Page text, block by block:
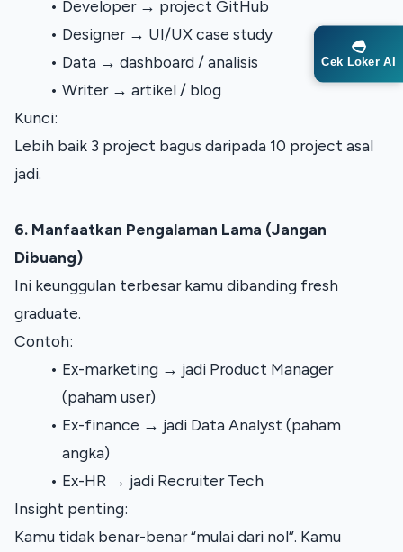
Developer → project GitHub
Designer → UI/UX case study
Data → dashboard / analisis
Writer → artikel / blog
Kunci:
Lebih baik 3 project bagus daripada 10 project asal
jadi.
6. Manfaatkan Pengalaman Lama (Jangan
Dibuang)
Ini keunggulan terbesar kamu dibanding fresh
graduate.
Contoh:
Ex-marketing → jadi Product Manager
(paham user)
Ex-finance → jadi Data Analyst (paham
angka)
Ex-HR → jadi Recruiter Tech
Insight penting:
Kamu tidak benar-benar “mulai dari nol”. Kamu
Cek Loker AI